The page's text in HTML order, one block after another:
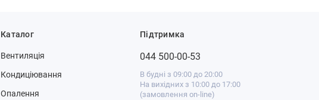
Каталог
Вентиляція
Кондиціювання
Опалення
Підтримка
044 500-00-53
В будні з 09:00 до 20:00
На вихідних з 10:00 до 17:00
(замовлення on-line)